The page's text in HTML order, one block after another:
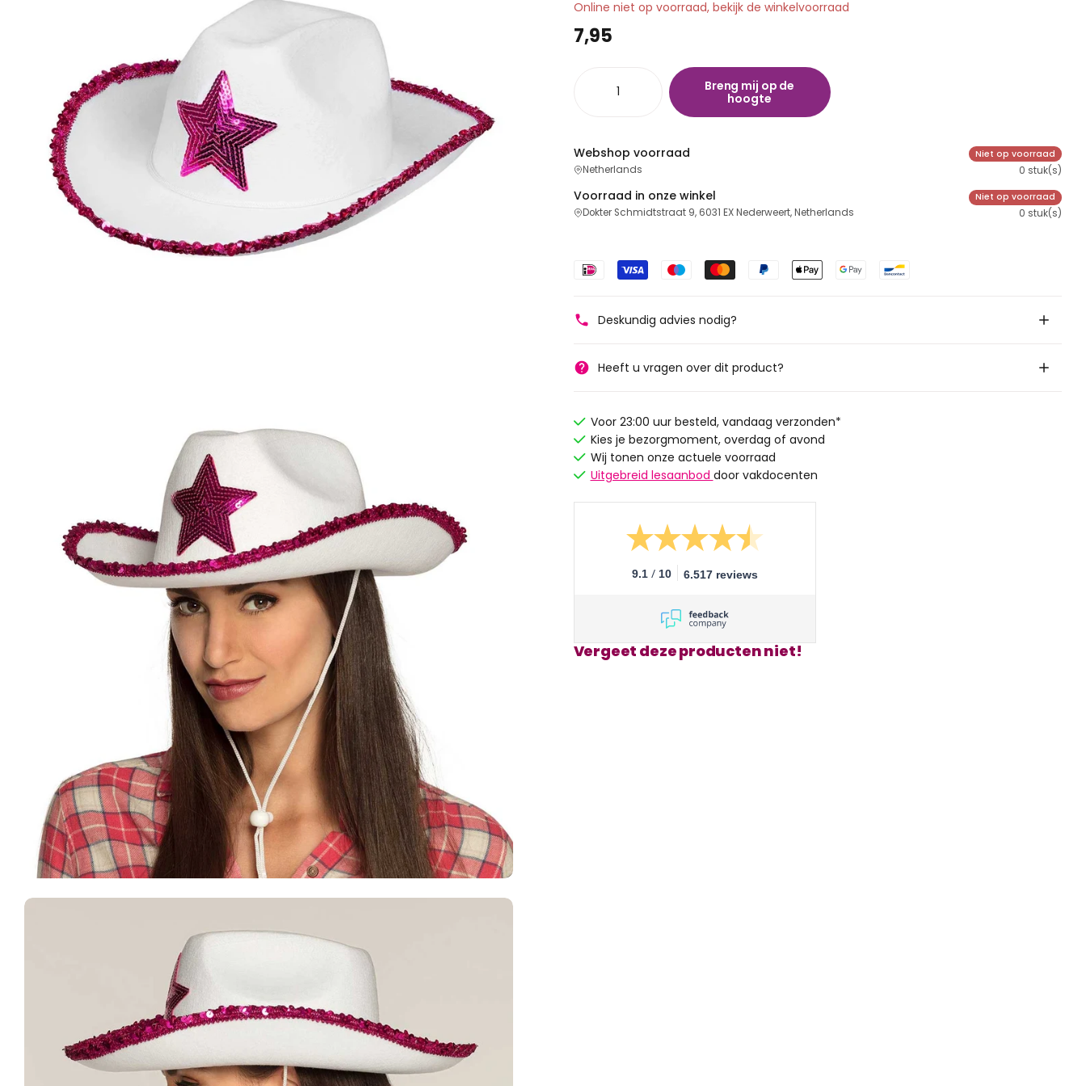
Online niet op voorraad, bekijk de winkelvoorraad
7,95
Breng mij op de
hoogte
Webshop voorraad
Netherlands
Niet op voorraad
0 stuk(s)
Voorraad in onze winkel
Dokter Schmidtstraat 9, 6031 EX Nederweert, Netherlands
Niet op voorraad
0 stuk(s)
Deskundig advies nodig?
Heeft u vragen over dit product?
Voor 23:00 uur besteld, vandaag verzonden*
Kies je bezorgmoment, overdag of avond
Wij tonen onze actuele voorraad
Uitgebreid lesaanbod door vakdocenten
9.1 / 10 6.517 reviews
Vergeet deze producten niet!